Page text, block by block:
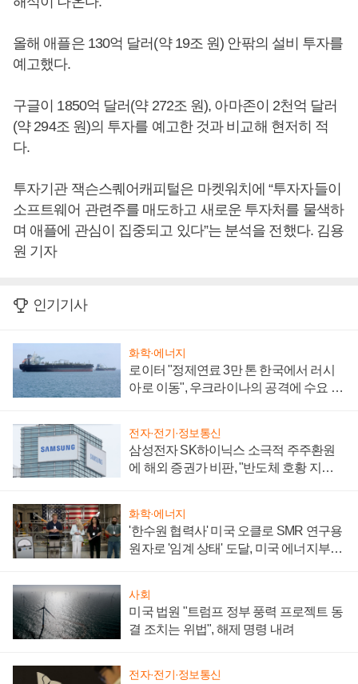
올해 애플은 130억 달러(약 19조 원) 안팎의 설비 투자를
예고했다.
구글이 1850억 달러(약 272조 원), 아마존이 2천억 달러
(약 294조 원)의 투자를 예고한 것과 비교해 현저히 적
다.
투자기관 잭슨스퀘어캐피털은 마켓워치에 “투자자들이
소프트웨어 관련주를 매도하고 새로운 투자처를 물색하
며 애플에 관심이 집중되고 있다”는 분석을 전했다. 김용
원 기자
인기기사
화학·에너지
로이터 "정제연료 3만 톤 한국에서 러시
아로 이동", 우크라이나의 공격에 수요 늘
전자·전기·정보통신
삼성전자 SK하이닉스 소극적 주주환원
에 해외 증권가 비판, "반도체 호황 지속
화학·에너지
'한수원 협력사' 미국 오클로 SMR 연구용
원자로 '임계 상태' 도달, 미국 에너지부
사회
미국 법원 "트럼프 정부 풍력 프로젝트 동
결 조치는 위법", 해제 명령 내려
전자·전기·정보통신